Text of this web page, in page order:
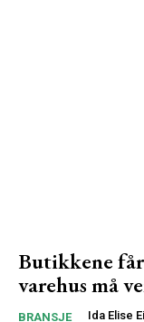
Butikkene
varehus må
BRANSJE Ida Elise